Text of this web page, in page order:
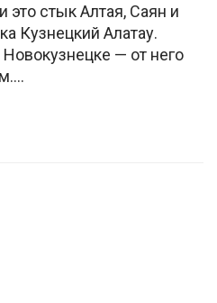
это стык Алтая, Саян и
Кузнецкий Алатау.
— от него